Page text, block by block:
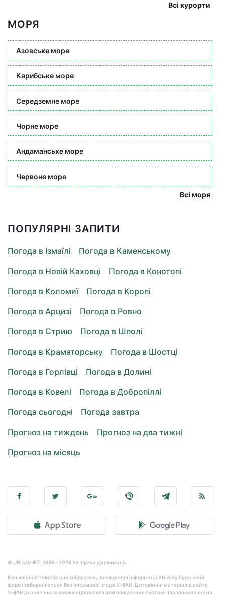
Всі курорти
МОРЯ
Азовське море
Карибське море
Середземне море
Чорне море
Андаманське море
Червоне море
Всі моря
ПОПУЛЯРНІ ЗАПИТИ
Погода в Ізмаїлі
Погода в Каменському
Погода в Новій Каховці
Погода в Конотопі
Погода в Коломиї
Погода в Коропі
Погода в Арцизі
Погода в Ровно
Погода в Стрию
Погода в Шполі
Погода в Краматорську
Погода в Шостці
Погода в Горлівці
Погода в Долині
Погода в Ковелі
Погода в Добропіллі
Погода сьогодні
Погода завтра
Прогноз на тиждень
Прогноз на два тижні
Прогноз на місяць
© UNIAN.NET, 1998 - 2026 Усі права дотримано.
Копіювання текстів або зображень, поширення інформації УНІАН у будь-якій
формі забороняється без письмової згоди УНІАН. Цитування матеріалів сайту
УНІАН дозволено за умови відкритого для пошукових систем гіперпосилання на